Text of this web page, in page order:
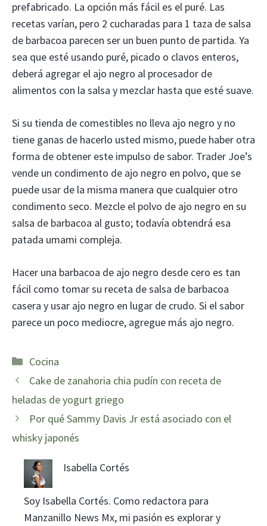
prefabricado. La opción más fácil es el puré. Las
recetas varían, pero 2 cucharadas para 1 taza de salsa
de barbacoa parecen ser un buen punto de partida. Ya
sea que esté usando puré, picado o clavos enteros,
deberá agregar el ajo negro al procesador de
alimentos con la salsa y mezclar hasta que esté suave.
Si su tienda de comestibles no lleva ajo negro y no
tiene ganas de hacerlo usted mismo, puede haber otra
forma de obtener este impulso de sabor. Trader Joe’s
vende un condimento de ajo negro en polvo, que se
puede usar de la misma manera que cualquier otro
condimento seco. Mezcle el polvo de ajo negro en su
salsa de barbacoa al gusto; todavía obtendrá esa
patada umami compleja.
Hacer una barbacoa de ajo negro desde cero es tan
fácil como tomar su receta de salsa de barbacoa
casera y usar ajo negro en lugar de crudo. Si el sabor
parece un poco mediocre, agregue más ajo negro.
Categorías
Cocina
Cake de zanahoria chia pudín con receta de
heladas de yogurt griego
Por qué Sammy Davis Jr está asociado con el
whisky japonés
Isabella Cortés
Soy Isabella Cortés. Como redactora para
Manzanillo News Mx, mi pasión es explorar y